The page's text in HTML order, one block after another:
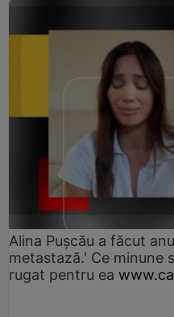
Alina Pușcău a făcut
metastază.' Ce minune
rugat pentru ea